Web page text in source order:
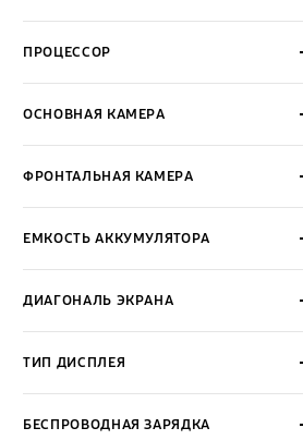
ПРОЦЕССОР
ОСНОВНАЯ КАМЕРА
ФРОНТАЛЬНАЯ КАМЕРА
ЕМКОСТЬ АККУМУЛЯТОРА
ДИАГОНАЛЬ ЭКРАНА
ТИП ДИСПЛЕЯ
БЕСПРОВОДНАЯ ЗАРЯДКА